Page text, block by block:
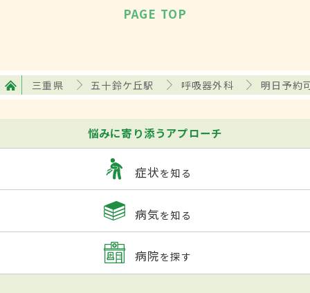
PAGE TOP
三重県 五十鈴ケ丘駅 呼吸器外科 明日予約
悩みに寄り添うアプローチ
症状を知る
病気を知る
病院を探す